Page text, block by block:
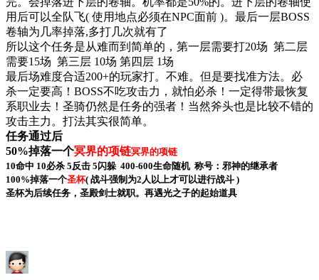
用后可以全队飞( 使用地点必须在NPC面前 )。最后一层BOSS
卷轴为几率掉落,多打几次就有了
所以这个任务是从难而到简单的，第一层需要打20场 第二层
需要15场 第三层 10场 第四层 1场
最后场难度合适200+的玩家打。不难。但是要找准方法。必
杀一定要高！BOSS不吃攻击力，就怕必杀！一定得带最恢复
系职业去！圣骑仍然是任务的强者！当然斧头也是比较不错的
攻击主力。打法其实很简单。
任务通过后
50%掉落一个冥界的项链冥界的项链
10命中 10必杀 5反击 5闪躲 400-600生命随机 称号：邪神的继承者
100%掉落一个圣杯( 战斗强制为2人以上才可以进行战斗 )
圣杯为后续任务，圣殿剑士就职。再遇光之子的起始道具